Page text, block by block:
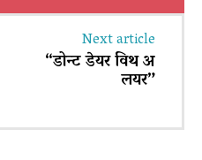
Next article
“डोन्ट डेयर विथ अ
लयर”